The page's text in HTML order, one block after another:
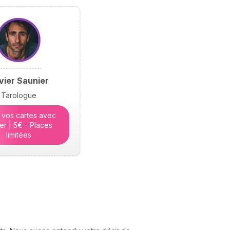
elle lève le voile sur les
raisons profondes de
notre incarnation.
Saunier
Tarologue
cartes avec
| 5€ - Places
limitées